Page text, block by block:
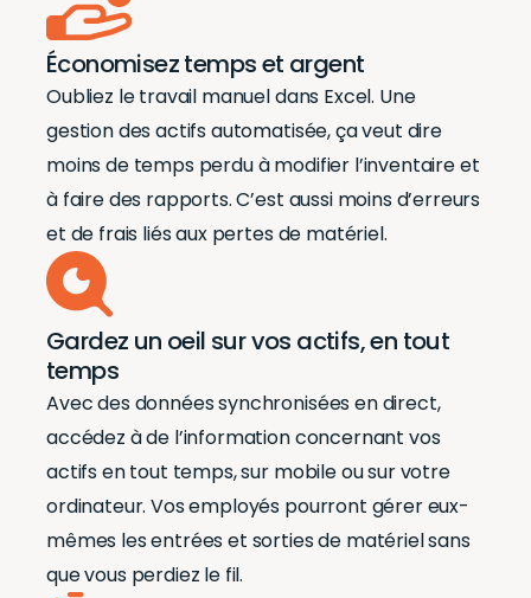
Économisez temps et argent
Oubliez le travail manuel dans Excel. Une
gestion des actifs automatisée, ça veut dire
moins de temps perdu à modifier l’inventaire et
à faire des rapports. C’est aussi moins d’erreurs
et de frais liés aux pertes de matériel.
Gardez un oeil sur vos actifs, en tout
temps
Avec des données synchronisées en direct,
accédez à de l’information concernant vos
actifs en tout temps, sur mobile ou sur votre
ordinateur. Vos employés pourront gérer eux-
mêmes les entrées et sorties de matériel sans
que vous perdiez le fil.